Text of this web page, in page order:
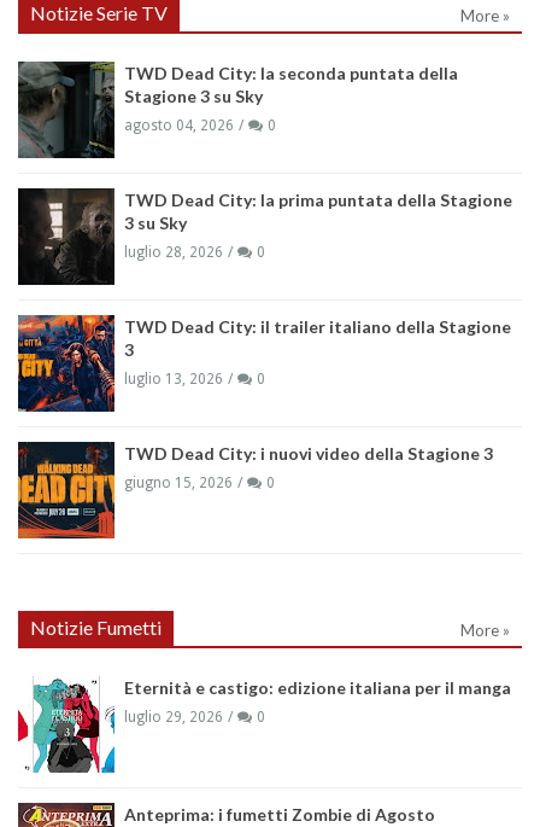
Notizie Serie TV More »
TWD Dead City: la seconda puntata della
Stagione 3 su Sky
agosto 04, 2026 0
TWD Dead City: la prima puntata della Stagione
3 su Sky
luglio 28, 2026 0
TWD Dead City: il trailer italiano della Stagione
3
luglio 13, 2026 0
TWD Dead City: i nuovi video della Stagione 3
giugno 15, 2026 0
Notizie Fumetti More »
Eternità e castigo: edizione italiana per il manga
luglio 29, 2026 0
Anteprima: i fumetti Zombie di Agosto